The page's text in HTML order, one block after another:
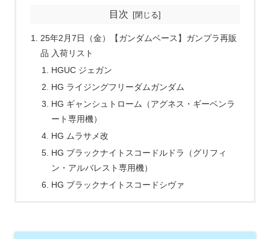
目次
25年2月7日（金）【ガンダムベース】ガンプラ再販
品 入荷リスト
HGUC ジェガン
HG ライジングフリーダムガンダム
HG ギャンシュトローム（アグネス・ギーベンラ
ート専用機）
HG ムラサメ改
HG ブラックナイトスコードルドラ（グリフィ
ン・アルバレスト専用機）
HG ブラックナイトスコードシヴァ